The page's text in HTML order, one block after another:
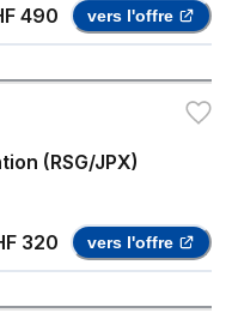
490 vers l'offre
(RSG/JPX)
320 vers l'offre